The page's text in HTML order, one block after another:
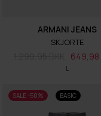
L
ARMANI JEANS
SKJORTE
649,98
SALE -50% BASIC